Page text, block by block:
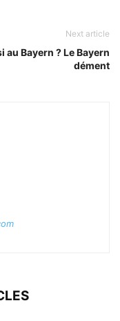
Next article
au Bayern ? Le Bayern
dément